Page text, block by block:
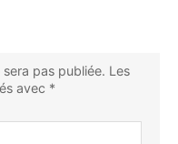
pas publiée. Les
avec *